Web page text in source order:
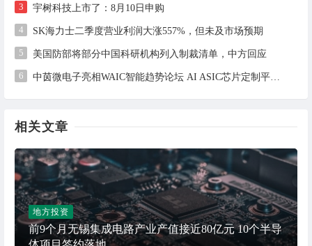
3 宇树科技上市了：8月10日申购
4 SK海力士二季度营业利润大涨557%，但未及市场预期
5 美国防部将部分中国科研机构列入制裁清单，中方回应
6
相关文章
地方投资
前9个月无锡集成电路产业产值接近80亿元 10个半导